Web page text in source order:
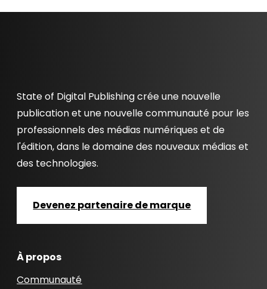
State of Digital Publishing crée une nouvelle
publication et une nouvelle communauté pour les
professionnels des médias numériques et de
l'édition, dans le domaine des nouveaux médias et
des technologies.
Devenez partenaire de marque
À propos
Communauté